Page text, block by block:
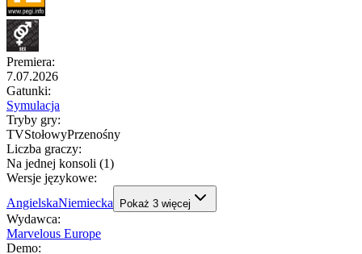
Premiera:
7.07.2026
Gatunki:
Symulacja
Tryby gry:
TVStołowyPrzenośny
Liczba graczy:
Na jednej konsoli (1)
Wersje językowe:
AngielskaNiemiecka Pokaż 3 więcej
Wydawca:
Marvelous Europe
Demo: